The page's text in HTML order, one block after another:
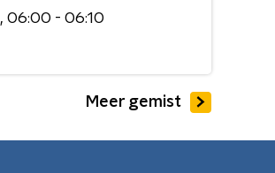
06:00 - 06:10
Meer gemist